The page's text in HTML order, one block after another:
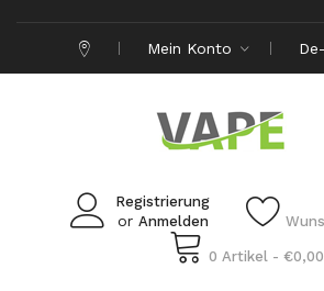
Mein Konto
Registrierung
or Anmelden
0 Artikel - €0,00